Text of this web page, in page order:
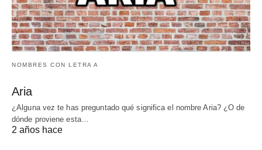
NOMBRES CON LETRA A
Aria
¿Alguna vez te has preguntado qué significa el nombre Aria? ¿O de
dónde proviene esta…
2 años hace